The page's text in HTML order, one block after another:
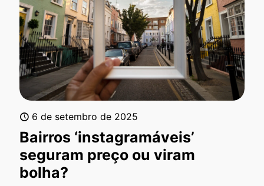
6 de setembro de 2025
Bairros ‘instagramáveis’
seguram preço ou viram
bolha?